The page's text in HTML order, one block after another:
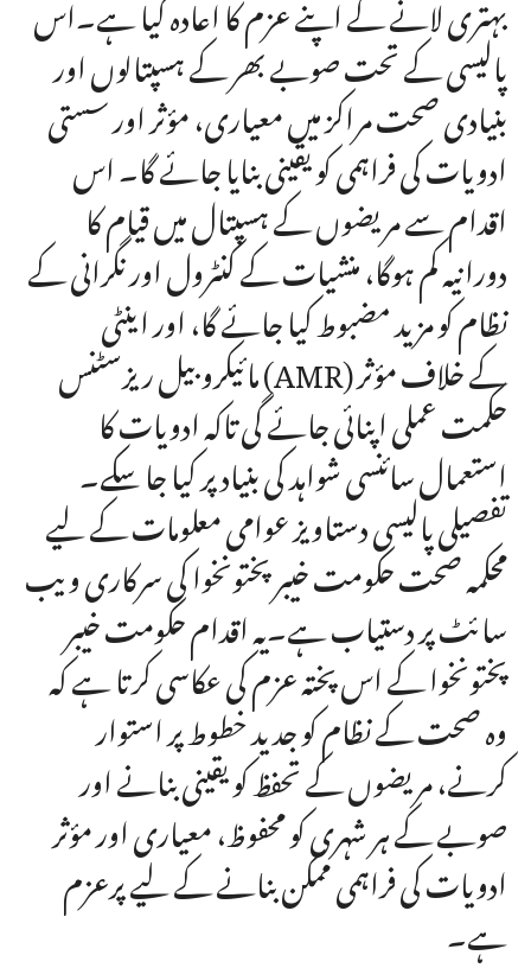
پالیسی کے تحت صوبے بھر کے ہسپتالوں اور
بنیادی صحت مراکز میں معیاری، مؤثر اور سستی
ادویات کی فراہمی کو یقینی بنایا جائے گا۔ اس
اقدام سے مریضوں کے ہسپتال میں قیام کا
دورانیہ کم ہوگا، منشیات کے کنٹرول اور نگرانی کے
نظام کو مزید مضبوط کیا جائے گا، اور اینٹی
مائیکروبیل ریزسٹنس (AMR) کے خلاف مؤثر
حکمت عملی اپنائی جائے گی تاکہ ادویات کا
استعمال سائنسی شواہد کی بنیاد پر کیا جا سکے۔
تفصیلی پالیسی دستاویز عوامی معلومات کے لیے
محکمہ صحت حکومت خیبر پختونخوا کی سرکاری ویب
سائٹ پر دستیاب ہے۔یہ اقدام حکومت خیبر
پختونخوا کے اس پختہ عزم کی عکاسی کرتا ہے کہ
وہ صحت کے نظام کو جدید خطوط پر استوار
کرنے، مریضوں کے تحفظ کو یقینی بنانے اور
صوبے کے ہر شہری کو محفوظ، معیاری اور مؤثر
ادویات کی فراہمی ممکن بنانے کے لیے پرعزم
ہے۔